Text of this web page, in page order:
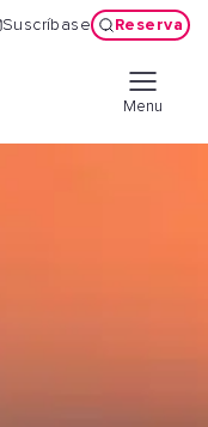
Suscríbase Reserva
Menu